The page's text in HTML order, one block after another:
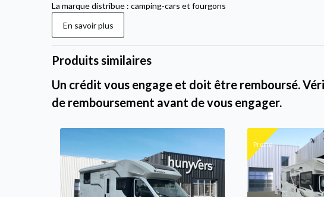
La marque distribue : camping-cars et fourgons
En savoir plus
Produits similaires
Un crédit vous engage et doit être remboursé.
de remboursement avant de vous engager.
Promo